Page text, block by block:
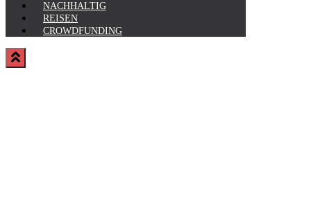
NACHHALTIG
REISEN
CROWDFUNDING